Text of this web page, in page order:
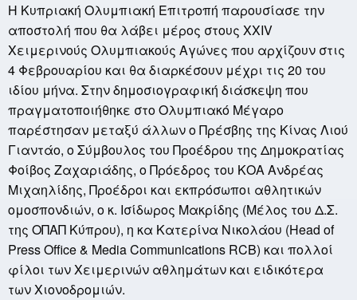
Η Κυπριακή Ολυμπιακή Επιτροπή παρουσίασε την
αποστολή που θα λάβει μέρος στους XXIV
Χειμερινούς Ολυμπιακούς Αγώνες που αρχίζουν στις
4 Φεβρουαρίου και θα διαρκέσουν μέχρι τις 20 του
ιδίου μήνα. Στην δημοσιογραφική διάσκεψη που
πραγματοποιήθηκε στο Ολυμπιακό Μέγαρο
παρέστησαν μεταξύ άλλων ο Πρέσβης της Κίνας Λιού
Γιαντάο, ο Σύμβουλος του Προέδρου της Δημοκρατίας
Φοίβος Ζαχαριάδης, ο Πρόεδρος του ΚΟΑ Ανδρέας
Μιχαηλίδης, Προέδροι και εκπρόσωποι αθλητικών
ομοσπονδιών, ο κ. Ισίδωρος Μακρίδης (Μέλος του Δ.Σ.
της ΟΠΑΠ Κύπρου), η κα Κατερίνα Νικολάου (Head of
Press Office & Media Communications RCB) και πολλοί
φίλοι των Χειμερινών αθλημάτων και ειδικότερα
των Χιονοδρομιών.